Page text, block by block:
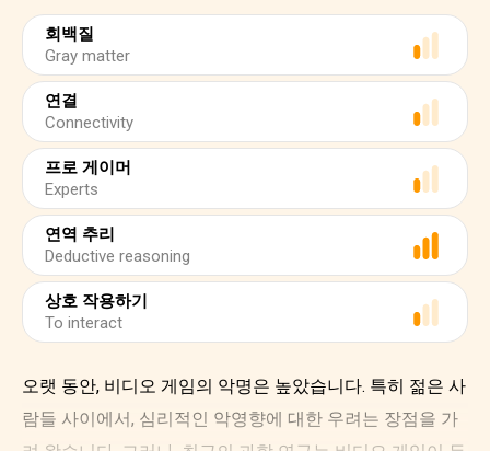
회백질
Gray matter
연결
Connectivity
프로 게이머
Experts
연역 추리
Deductive reasoning
상호 작용하기
To interact
오랫 동안, 비디오 게임의 악명은 높았습니다. 특히 젊은 사
람들 사이에서, 심리적인 악영향에 대한 우려는 장점을 가